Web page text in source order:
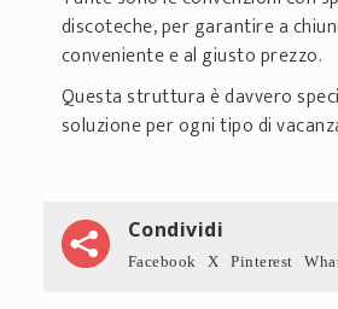
discoteche, per garantire a
conveniente e al giusto prezzo.
Questa struttura è davvero
soluzione per ogni tipo di
Condividi
Facebook X Pinterest